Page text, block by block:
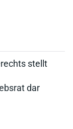
stellt
dar